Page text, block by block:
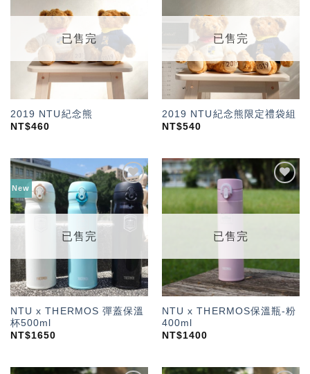
望輕
單」
已售完
2019 NTU紀念熊
NT$460
單」
已售完
2019 NTU紀念熊限定禮袋組
NT$540
New
加入
「願
望輕
單」
已售完
NTU x THERMOS 彈蓋保溫
杯500ml
NT$1650
加入
望輕
已售完
NTU x THERMOS保溫瓶-粉
400ml
NT$1400